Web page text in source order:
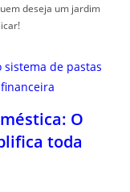
deseja um jardim
O
toda